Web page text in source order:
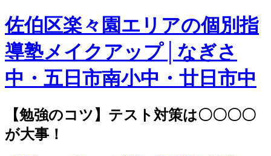
佐伯区楽々園エリアの個別指
導塾メイクアップ│なぎさ
中・五日市南小中・廿日市中
【勉強のコツ】テスト対策は〇〇〇〇
が大事！